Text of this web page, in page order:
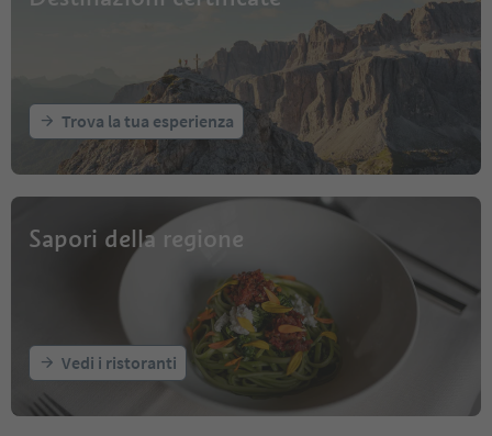
Trova la tua esperienza
Sapori della regione
Vedi i ristoranti